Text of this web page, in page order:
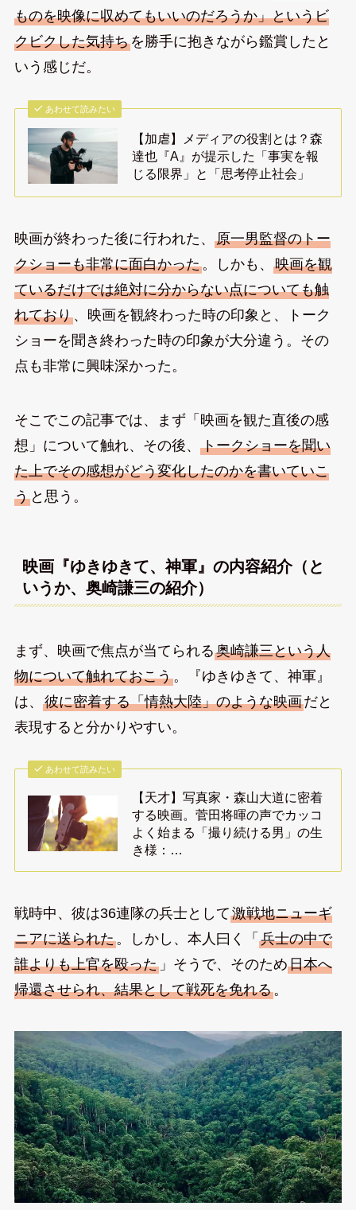
ものを映像に収めてもいいのだろうか」というビ
クビクした気持ちを勝手に抱きながら鑑賞したと
いう感じだ。
あわせて読みたい
【加虐】メディアの役割とは？森
達也『A』が提示した「事実を報
じる限界」と「思考停止社会」
映画が終わった後に行われた、 原一男監督のトー
クショーも非常に面白かった。しかも、 映画を観
ているだけでは絶対に分からない点についても触
れており、映画を観終わった時の印象と、トーク
ショーを聞き終わった時の印象が大分違う。その
点も非常に興味深かった。
そこでこの記事では、まず「映画を観た直後の感
想」について触れ、その後、 トークショーを聞い
た上でその感想がどう変化したのかを書いていこ
うと思う。
映画『ゆきゆきて、神軍』の内容紹介（と
いうか、奥崎謙三の紹介）
まず、映画で焦点が当てられる奥崎謙三という人
物について触れておこう。『ゆきゆきて、神軍』
は、 彼に密着する「情熱大陸」のような映画だと
表現すると分かりやすい。
あわせて読みたい
【天才】写真家・森山大道に密着
する映画。菅田将暉の声でカッコ
よく始まる「撮り続ける男」の生
き様：…
戦時中、彼は36連隊の兵士として激戦地ニューギ
ニアに送られた。しかし、本人曰く「 兵士の中で
誰よりも上官を殴った」そうで、そのため日本へ
帰還させられ、結果として戦死を免れる。